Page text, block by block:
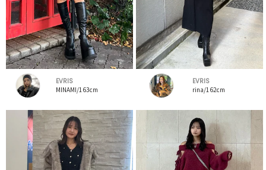
EVRIS
MINAMI/163cm
EVRIS
rina/162cm